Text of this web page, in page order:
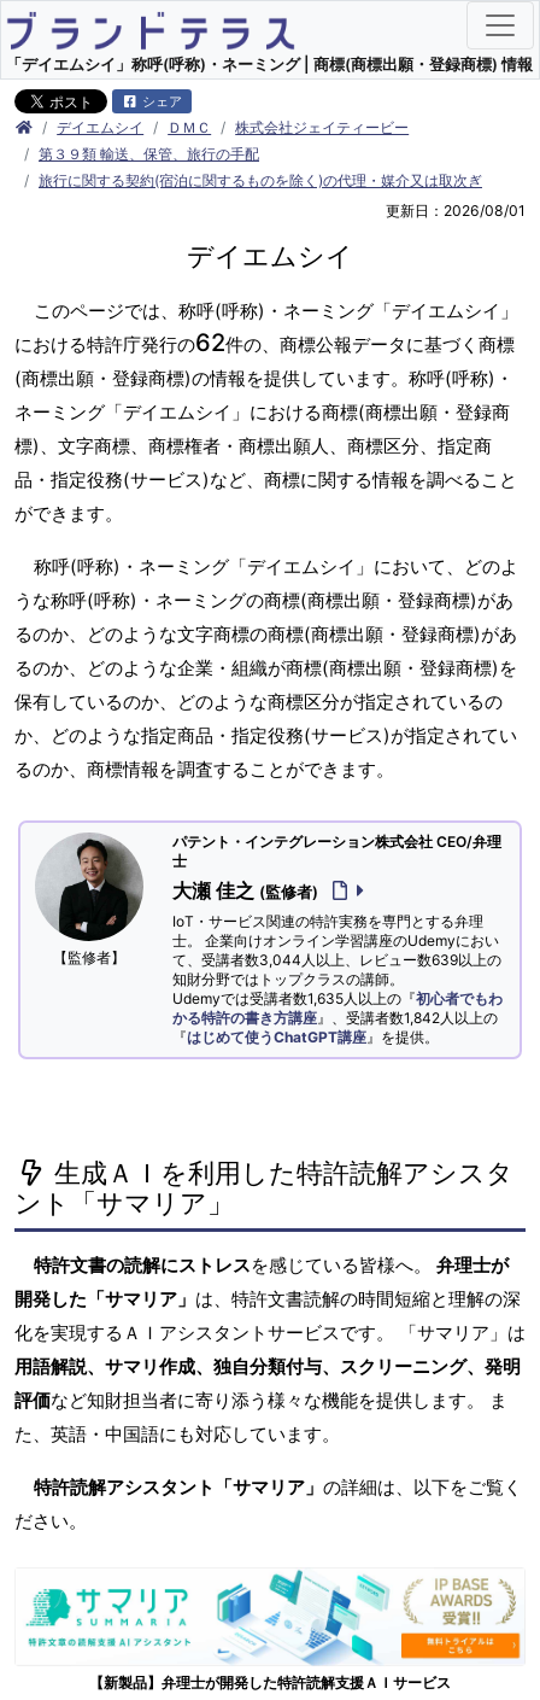
「デイエムシイ」称呼(呼称)・ネーミング | 商標(商標出願・登録商標) 情報
シェア
デイエムシイ ＤＭＣ
株式会社ジェイティービー
第３９類 輸送、保管、旅行の手配
旅行に関する契約(宿泊に関するものを除く)の代理・媒介又は取次ぎ
更新日：2026/08/01
デイエムシイ
このページでは、称呼(呼称)・ネーミング「デイエムシイ」
における特許庁発行の62件の、商標公報データに基づく商標
(商標出願・登録商標)の情報を提供しています。称呼(呼称)・
ネーミング「デイエムシイ」における商標(商標出願・登録商
標)、文字商標、商標権者・商標出願人、商標区分、指定商
品・指定役務(サービス)など、商標に関する情報を調べること
ができます。
称呼(呼称)・ネーミング「デイエムシイ」において、どのよ
うな称呼(呼称)・ネーミングの商標(商標出願・登録商標)があ
るのか、どのような文字商標の商標(商標出願・登録商標)があ
るのか、どのような企業・組織が商標(商標出願・登録商標)を
保有しているのか、どのような商標区分が指定されているの
か、どのような指定商品・指定役務(サービス)が指定されてい
るのか、商標情報を調査することができます。
【監修者】
パテント・インテグレーション株式会社 CEO/弁理
士
大瀬 佳之 (監修者)
IoT・サービス関連の特許実務を専門とする弁理
士。 企業向けオンライン学習講座のUdemyにおい
て、受講者数3,044人以上、レビュー数639以上の
知財分野ではトップクラスの講師。
Udemyでは受講者数1,635人以上の『初心者でもわ
かる特許の書き方講座 』、受講者数1,842人以上の
『はじめて使うChatGPT講座 』を提供。
生成ＡＩを利用した特許読解アシスタ
ント「サマリア」
特許文書の読解にストレスを感じている皆様へ。 弁理士が
開発した「サマリア」 は、特許文書読解の時間短縮と理解の深
化を実現するＡＩアシスタントサービスです。 「サマリア」は
用語解説、サマリ作成、独自分類付与、スクリーニング、発明
評価など知財担当者に寄り添う様々な機能を提供します。 ま
た、英語・中国語にも対応しています。
特許読解アシスタント「サマリア」 の詳細は、以下をご覧く
ださい。
【新製品】弁理士が開発した特許読解支援ＡＩサービス